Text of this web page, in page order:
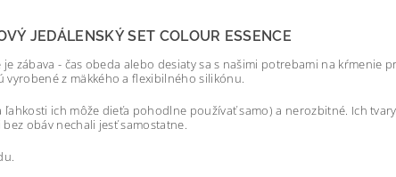
JEDÁLENSKÝ SET COLOUR ESSENCE
zábava - čas obeda alebo desiaty sa s našimi potrebami na kŕmenie
vyrobené z mäkkého a flexibilného silikónu.
ľahkosti ich môže dieťa pohodlne používať samo) a nerozbitné. Ich
obáv nechali jesť samostatne.